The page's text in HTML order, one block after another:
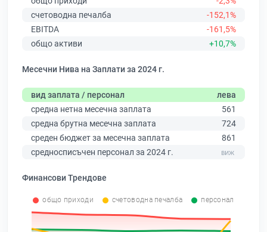
счетоводна печалба
-152,1%
EBITDA
-161,5%
общо активи
+10,7%
Месечни Нива на Заплати за 2024 г.
вид заплата / персонал
лева
средна нетна месечна заплата
561
средна брутна месечна заплата
724
среден бюджет за месечна заплата
861
средносписъчен персонал за 2024 г.
Финансови Трендове
общо приходи счетоводна печалба персонал